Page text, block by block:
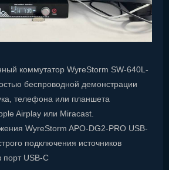
коммутатор WyreStorm SW-640L-
беспроводной демонстрации
телефона или планшета
Airplay или Miracast.
WyreStorm APO-DG2-PRO USB-
подключения источников
порт USB-C